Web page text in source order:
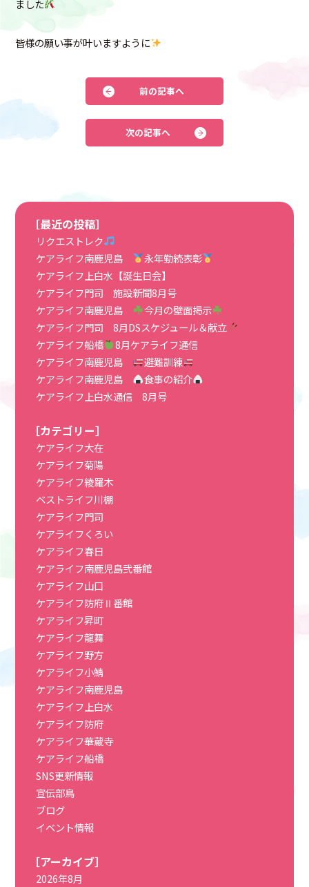
ました
皆様の願い事が叶いますように
前の記事へ
次の記事へ
［最近の投稿］
リクエストレク
ケアライフ南鹿児島
永年勤続表彰
ケアライフ上白水【誕生日会】
ケアライフ門司 施設新聞8月号
ケアライフ南鹿児島
今月の壁面掲示
ケアライフ門司 8月DSスケジュール＆献立
ケアライフ船橋
8月ケアライフ通信
ケアライフ南鹿児島
避難訓練
ケアライフ南鹿児島
食事の紹介
ケアライフ上白水通信 8月号
［カテゴリー］
ケアライフ大在
ケアライフ菊陽
ケアライフ綾羅木
ベストライフ川棚
ケアライフ門司
ケアライフくろい
ケアライフ春日
ケアライフ南鹿児島弐番館
ケアライフ山口
ケアライフ防府Ⅱ番館
ケアライフ昇町
ケアライフ龍舞
ケアライフ野方
ケアライフ小鯖
ケアライフ南鹿児島
ケアライフ上白水
ケアライフ防府
ケアライフ華蔵寺
ケアライフ船橋
SNS更新情報
宣伝部鳥
ブログ
イベント情報
［アーカイブ］
2026年8月